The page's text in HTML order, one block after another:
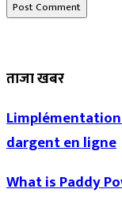
ताजा खबर
Limplémentation
dargent en ligne
What is Paddy